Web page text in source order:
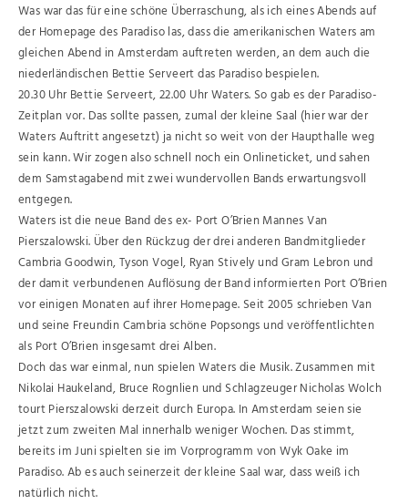
Was war das für eine schöne Überraschung, als ich eines Abends auf
der Homepage des Paradiso las, dass die amerikanischen Waters am
gleichen Abend in Amsterdam auftreten werden, an dem auch die
niederländischen Bettie Serveert das Paradiso bespielen.
20.30 Uhr Bettie Serveert, 22.00 Uhr Waters. So gab es der Paradiso-
Zeitplan vor. Das sollte passen, zumal der kleine Saal (hier war der
Waters Auftritt angesetzt) ja nicht so weit von der Haupthalle weg
sein kann. Wir zogen also schnell noch ein Onlineticket, und sahen
dem Samstagabend mit zwei wundervollen Bands erwartungsvoll
entgegen.
Waters ist die neue Band des ex- Port O’Brien Mannes Van
Pierszalowski. Über den Rückzug der drei anderen Bandmitglieder
Cambria Goodwin, Tyson Vogel, Ryan Stively und Gram Lebron und
der damit verbundenen Auflösung der Band informierten Port O‘Brien
vor einigen Monaten auf ihrer Homepage. Seit 2005 schrieben Van
und seine Freundin Cambria schöne Popsongs und veröffentlichten
als Port O’Brien insgesamt drei Alben.
Doch das war einmal, nun spielen Waters die Musik. Zusammen mit
Nikolai Haukeland, Bruce Rognlien und Schlagzeuger Nicholas Wolch
tourt Pierszalowski derzeit durch Europa. In Amsterdam seien sie
jetzt zum zweiten Mal innerhalb weniger Wochen. Das stimmt,
bereits im Juni spielten sie im Vorprogramm von Wyk Oake im
Paradiso. Ab es auch seinerzeit der kleine Saal war, dass weiß ich
natürlich nicht.